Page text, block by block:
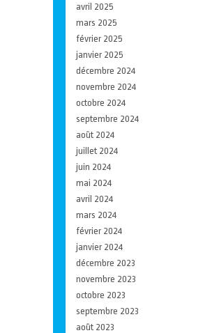
avril 2025
mars 2025
février 2025
janvier 2025
décembre 2024
novembre 2024
octobre 2024
septembre 2024
août 2024
juillet 2024
juin 2024
mai 2024
avril 2024
mars 2024
février 2024
janvier 2024
décembre 2023
novembre 2023
octobre 2023
septembre 2023
août 2023